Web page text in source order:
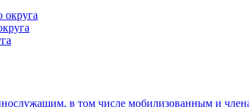
округа
в том числе мобилизованным и